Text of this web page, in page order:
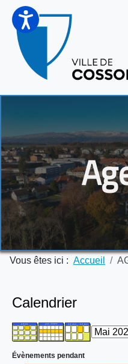
Vous êtes ici : Accueil
Calendrier
Évènements pendant